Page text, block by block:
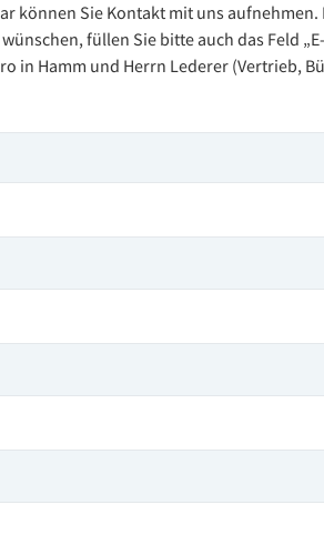
können Sie Kontakt mit uns
füllen Sie bitte auch das Feld
in Hamm und Herrn Lederer (Vertrieb,